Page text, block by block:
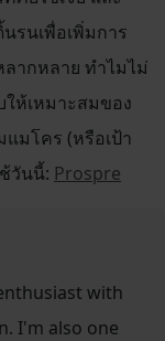
รนเพื่อเพิ่มการ
ากหลาย ทำไมไม่
ห้เหมาะสมของ
มโคร (หรือเป้า
วันนี้: Prospre
with
I'm also one